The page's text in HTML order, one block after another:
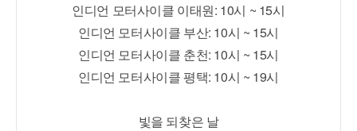
인디언 모터사이클 이태원: 10시 ~ 15시
인디언 모터사이클 부산: 10시 ~ 15시
인디언 모터사이클 춘천: 10시 ~ 15시
인디언 모터사이클 평택: 10시 ~ 19시
빛을 되찾은 날